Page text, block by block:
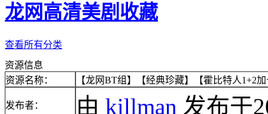
龙网高清美剧收藏
查看所有分类
资源信息
资源名称：
【龙网BT组】【经典珍藏】【霍比特人1+2
发布者： 由 killman 发布于